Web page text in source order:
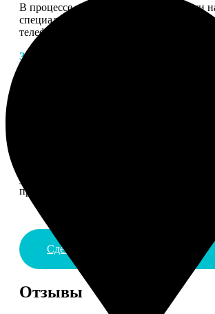
В процессе подготовки заказа к печати
специалисты могут связаться с Вами по
телефону или email для согласования
3. ИЗГОТОВЛЕНИЕ
получите подтверждение на email с
Введите адрес и выберите способ
у вас есть промокод, введите его в
промокода.
Сделать заказ
Отзывы